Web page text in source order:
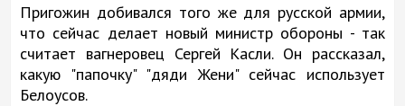
Пригожин добивался того же для русской армии,
что сейчас делает новый министр обороны - так
считает вагнеровец Сергей Касли. Он рассказал,
какую "папочку" "дяди Жени" сейчас использует
Белоусов.